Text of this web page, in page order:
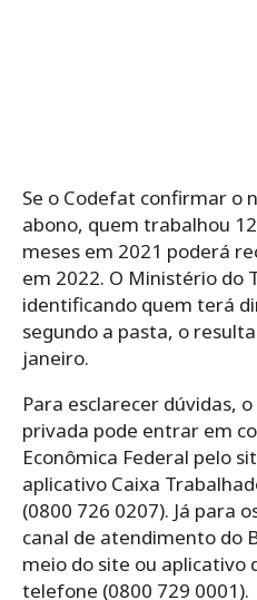
Se o Codefat confirmar o
abono, quem trabalhou
meses em 2021 poderá
em 2022. O Ministério do
identificando quem terá
segundo a pasta, o
janeiro.
Para esclarecer dúvidas,
privada pode entrar em
Econômica Federal pelo
aplicativo Caixa
(0800 726 0207). Já para
canal de atendimento do
meio do site ou aplicativo
telefone (0800 729 0001).